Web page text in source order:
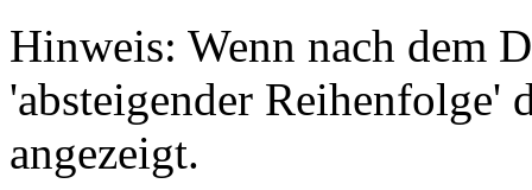
Hinweis: Wenn nach dem
'absteigender Reihenfolge'
angezeigt.